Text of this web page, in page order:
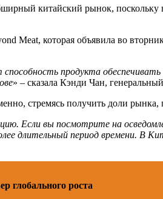
китайский рынок, поскольку
Meat, которая объявила во
продукта
» – сказала Кэнди Чан,
стремясь получить доли
Если вы посмотрите на
длительный период времени. В
глобального роста